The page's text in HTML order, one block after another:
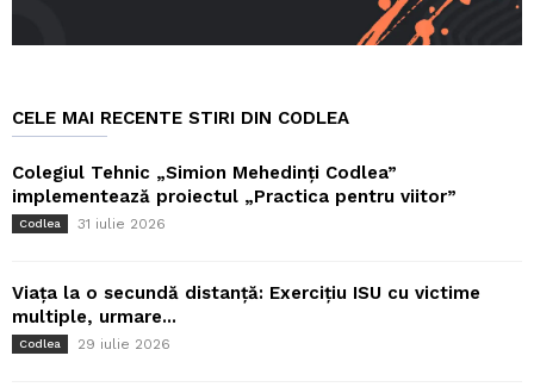
CELE MAI RECENTE STIRI DIN CODLEA
Colegiul Tehnic „Simion Mehedinți Codlea”
implementează proiectul „Practica pentru viitor”
Codlea 31 iulie 2026
Viața la o secundă distanță: Exercițiu ISU cu victime
multiple, urmare...
Codlea 29 iulie 2026